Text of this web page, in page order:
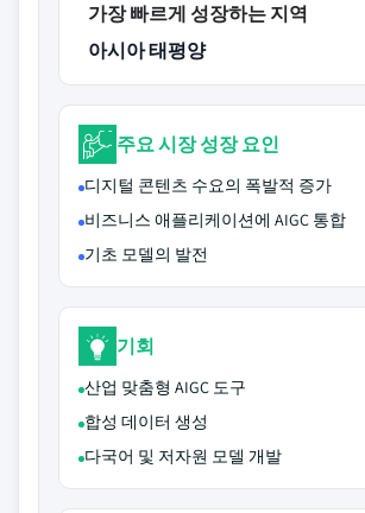
가장 빠르게 성장하는 지역
아시아 태평양
주요 시장 성장 요인
디지털 콘텐츠 수요의 폭발적 증가
비즈니스 애플리케이션에 AIGC 통합
기초 모델의 발전
기회
산업 맞춤형 AIGC 도구
합성 데이터 생성
다국어 및 저자원 모델 개발